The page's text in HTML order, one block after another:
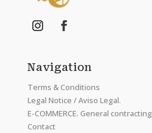
Navigation
Terms & Conditions
Legal Notice / Aviso Legal.
E-COMMERCE. General contracting
Contact